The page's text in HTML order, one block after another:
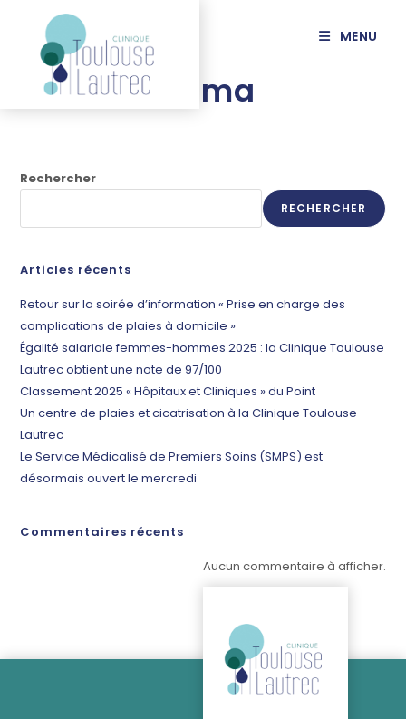
principal
MENU
BELAIBA Slama
Rechercher
RECHERCHER
Articles récents
Retour sur la soirée d’information « Prise en charge des
complications de plaies à domicile »
Égalité salariale femmes-hommes 2025 : la Clinique Toulouse
Lautrec obtient une note de 97/100
Classement 2025 « Hôpitaux et Cliniques » du Point
Un centre de plaies et cicatrisation à la Clinique Toulouse
Lautrec
Le Service Médicalisé de Premiers Soins (SMPS) est
désormais ouvert le mercredi
Commentaires récents
Aucun commentaire à afficher.